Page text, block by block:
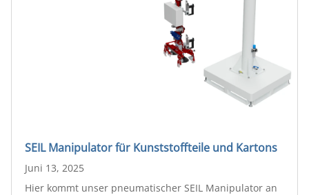
SEIL Manipulator für Kunststoffteile und Kartons
Juni 13, 2025
Hier kommt unser pneumatischer SEIL Manipulator an